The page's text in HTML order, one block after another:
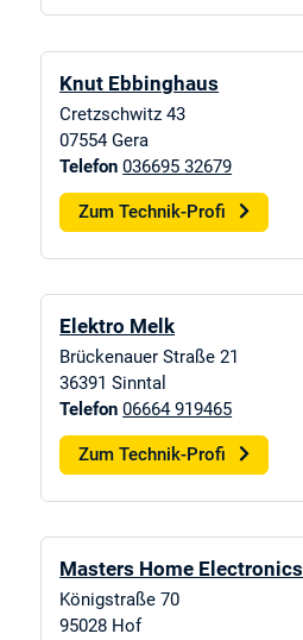
Knut Ebbinghaus
Cretzschwitz 43
07554 Gera
Telefon 036695 32679
Zum Technik-Profi
Elektro Melk
Brückenauer Straße 21
36391 Sinntal
Telefon 06664 919465
Zum Technik-Profi
Masters Home Electronics
Königstraße 70
95028 Hof